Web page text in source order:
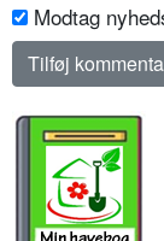
Modtag